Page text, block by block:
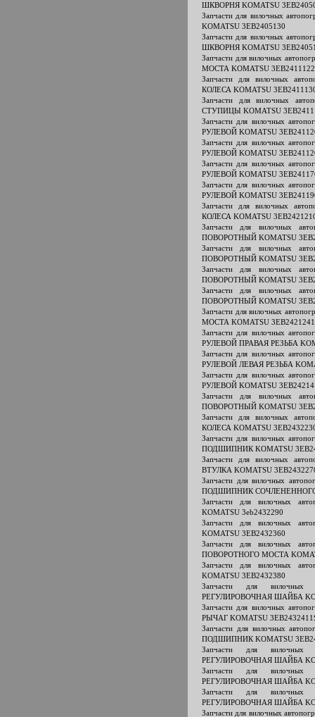
ШКВОРНЯ KOMATSU
Запчасти для вилочных
KOMATSU 3EB2405130
Запчасти для вилочных
ШКВОРНЯ KOMATSU
Запчасти для вилочных
МОСТА KOMATSU 3EB2411122
Запчасти для вилочных
КОЛЕСА KOMATSU
Запчасти для вилочных
СТУПИЦЫ KOMATSU
Запчасти для вилочных
РУЛЕВОЙ KOMATSU
Запчасти для вилочных
РУЛЕВОЙ KOMATSU
Запчасти для вилочных
РУЛЕВОЙ KOMATSU
Запчасти для вилочных
РУЛЕВОЙ KOMATSU
Запчасти для вилочных
КОЛЕСА KOMATSU
Запчасти для вилочных
ПОВОРОТНЫЙ KOMATSU
Запчасти для вилочных
ПОВОРОТНЫЙ KOMATSU
Запчасти для вилочных
ПОВОРОТНЫЙ KOMATSU
Запчасти для вилочных
ПОВОРОТНЫЙ KOMATSU
Запчасти для вилочных
МОСТА KOMATSU 3EB2421241
Запчасти для вилочных
РУЛЕВОЙ ПРАВАЯ РЕЗЬБА
Запчасти для вилочных
РУЛЕВОЙ ЛЕВАЯ РЕЗЬБА
Запчасти для вилочных
РУЛЕВОЙ KOMATSU
Запчасти для вилочных
ПОВОРОТНЫЙ KOMATSU
Запчасти для вилочных
КОЛЕСА KOMATSU
Запчасти для вилочных
ПОДШИПНИК KOMATSU
Запчасти для вилочных
ВТУЛКА KOMATSU
Запчасти для вилочных
ПОДШИПНИК СОЧЛЕНЕННОГО
Запчасти для вилочных
KOMATSU 3eb2432290
Запчасти для вилочных
KOMATSU 3EB2432360
Запчасти для вилочных
ПОВОРОТНОГО МОСТА
Запчасти для вилочных
KOMATSU 3EB2432380
Запчасти для вилочных
РЕГУЛИРОВОЧНАЯ ШАЙБА
Запчасти для вилочных
РЫЧАГ KOMATSU
Запчасти для вилочных
ПОДШИПНИК KOMATSU
Запчасти для вилочных
РЕГУЛИРОВОЧНАЯ ШАЙБА
Запчасти для вилочных
РЕГУЛИРОВОЧНАЯ ШАЙБА
Запчасти для вилочных
РЕГУЛИРОВОЧНАЯ ШАЙБА
Запчасти для вилочных